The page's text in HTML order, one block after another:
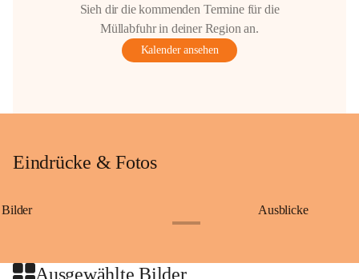
Sieh dir die kommenden Termine für die
Müllabfuhr in deiner Region an.
Kalender ansehen
Eindrücke & Fotos
Bilder Ausblicke
Ausgewählte Bilder